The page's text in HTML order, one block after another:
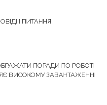
І ПИТАННЯ.
ПОРАДИ ПО РОБОТІ
ВИСОКОМУ ЗАВАНТАЖЕННІ